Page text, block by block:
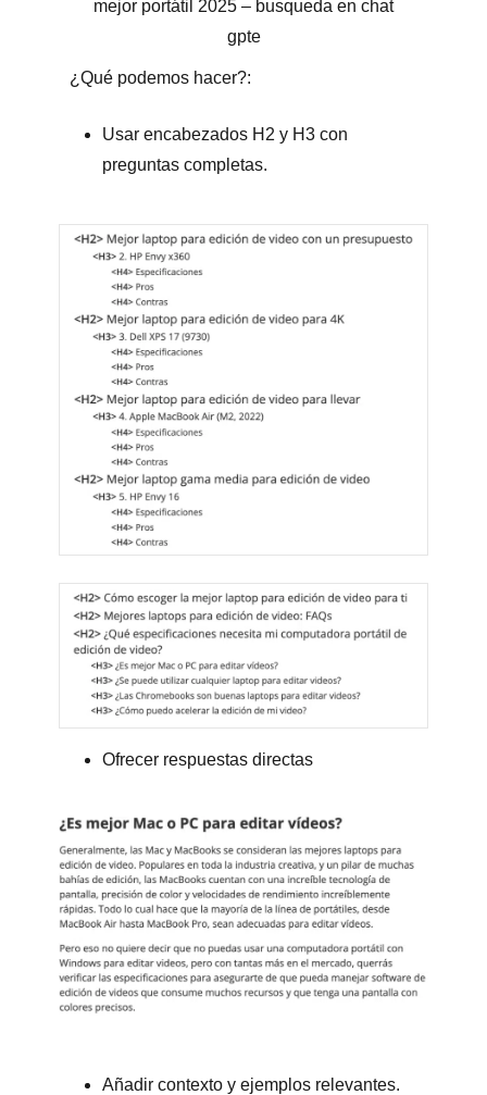
mejor portátil 2025 – busqueda en chat
gpte
¿Qué podemos hacer?:
Usar encabezados H2 y H3 con
preguntas completas.
Ofrecer respuestas directas
Añadir contexto y ejemplos relevantes.